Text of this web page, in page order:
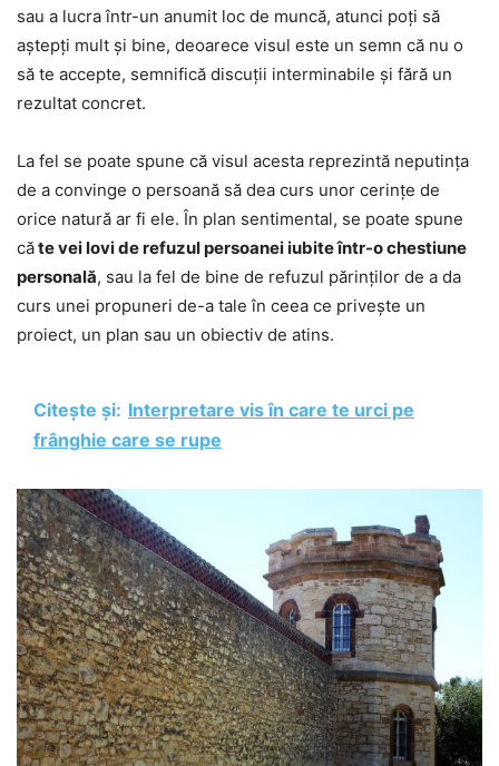
sau a lucra într-un anumit loc de muncă, atunci poți să
aștepți mult și bine, deoarece visul este un semn că nu o
să te accepte, semnifică discuții interminabile și fără un
rezultat concret.
La fel se poate spune că visul acesta reprezintă neputința
de a convinge o persoană să dea curs unor cerințe de
orice natură ar fi ele. În plan sentimental, se poate spune
căte vei lovi de refuzul persoanei iubite într-o chestiune
personală, sau la fel de bine de refuzul părinților de a da
curs unei propuneri de-a tale în ceea ce privește un
proiect, un plan sau un obiectiv de atins.
Citește și: Interpretare vis în care te urci pe
frânghie care se rupe